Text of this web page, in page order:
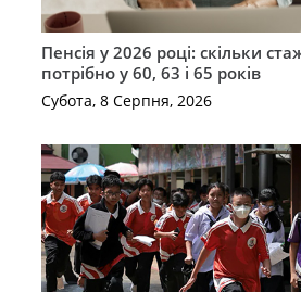
Пенсія у 2026 році: скільки
потрібно у 60, 63 і 65 років
Субота, 8 Серпня, 2026